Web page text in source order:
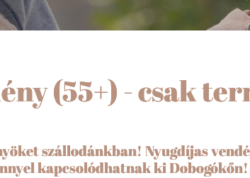
(55+) - csak
szállodánkban! Nyugdíjas
kapcsolódhatnak ki Dobogókőn!